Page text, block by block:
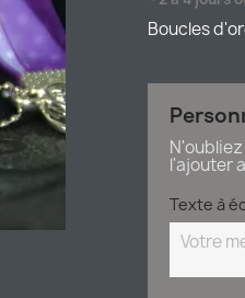
Boucles
l'ajouter
Texte à